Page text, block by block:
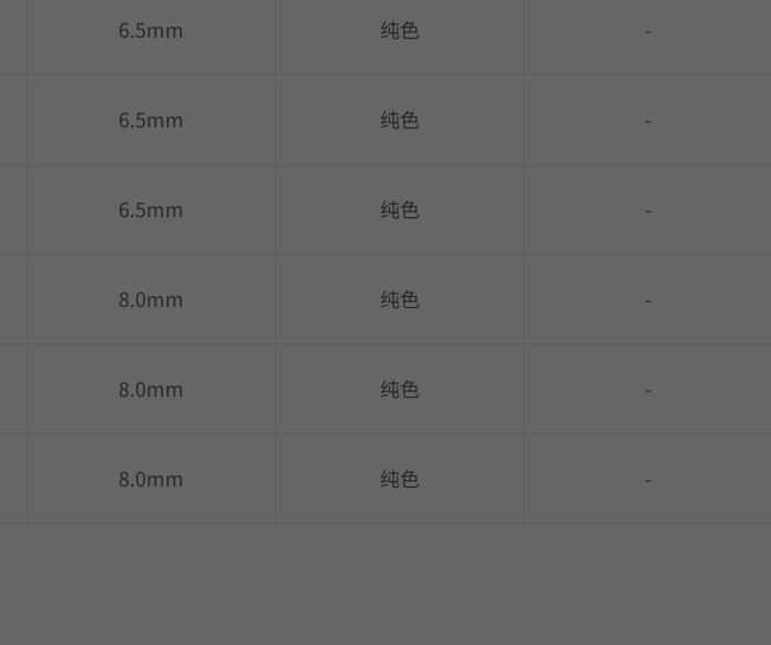
6.5mm 纯色 -
6.5mm 纯色 -
6.5mm 纯色 -
8.0mm 纯色 -
8.0mm 纯色 -
8.0mm 纯色 -